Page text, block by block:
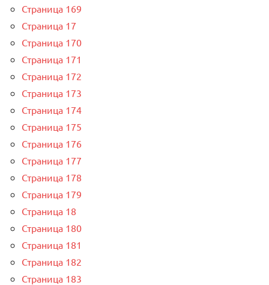
Страница 169
Страница 17
Страница 170
Страница 171
Страница 172
Страница 173
Страница 174
Страница 175
Страница 176
Страница 177
Страница 178
Страница 179
Страница 18
Страница 180
Страница 181
Страница 182
Страница 183